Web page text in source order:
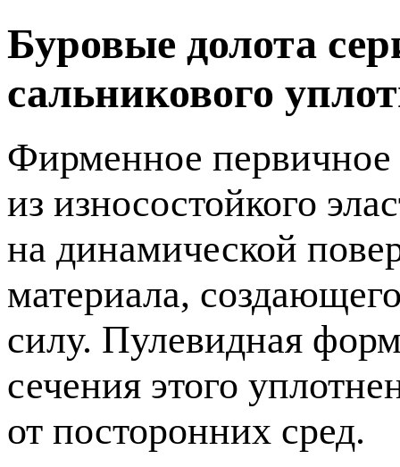
Буровые долота
сальникового
Фирменное первичное
из износостойкого
на динамической
материала,
силу. Пулевидная
сечения этого
от посторонних сред.